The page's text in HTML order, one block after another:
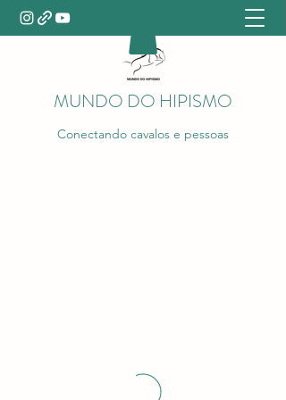
MUNDO DO HIPISMO
Conectando cavalos e pessoas